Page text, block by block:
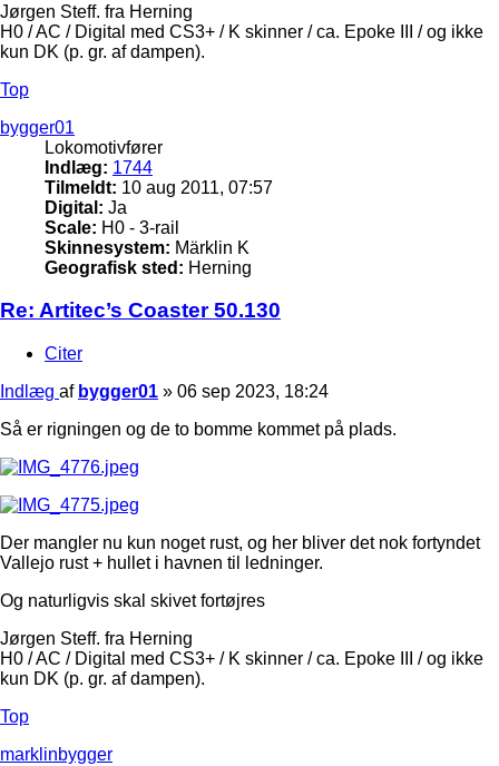
Jørgen Steff. fra Herning
H0 / AC / Digital med CS3+ / K skinner / ca. Epoke III / og ikke
kun DK (p. gr. af dampen).
Top
bygger01
Lokomotivfører
Indlæg: 1744
Tilmeldt: 10 aug 2011, 07:57
Digital: Ja
Scale: H0 - 3-rail
Skinnesystem: Märklin K
Geografisk sted: Herning
Re: Artitec’s Coaster 50.130
Citer
Indlæg af bygger01 » 06 sep 2023, 18:24
Så er rigningen og de to bomme kommet på plads.
Der mangler nu kun noget rust, og her bliver det nok fortyndet
Vallejo rust + hullet i havnen til ledninger.
Og naturligvis skal skivet fortøjres
Jørgen Steff. fra Herning
H0 / AC / Digital med CS3+ / K skinner / ca. Epoke III / og ikke
kun DK (p. gr. af dampen).
Top
marklinbygger